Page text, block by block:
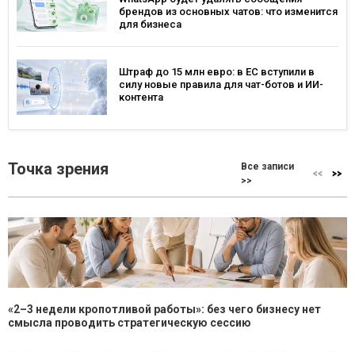
брендов из основных чатов: что изменится
для бизнеса
Штраф до 15 млн евро: в ЕС вступили в
силу новые правила для чат-ботов и ИИ-
контента
Точка зрения
Все записи
>>
«2–3 недели кропотливой работы»: без чего бизнесу нет
смысла проводить стратегическую сессию